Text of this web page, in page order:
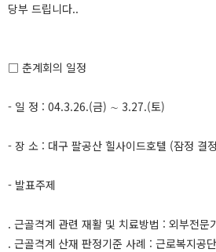
당부 드립니다..
□ 춘계회의 일정
- 일 정 : 04.3.26.(금) ∼ 3.27.(토)
- 장 소 : 대구 팔공산 힐사이드호텔 (잠정 결
- 발표주제
. 근골격계 관련 재활 및 치료방법 : 외부전문
. 근골격계 산재 판정기준 사례 : 근로복지공단